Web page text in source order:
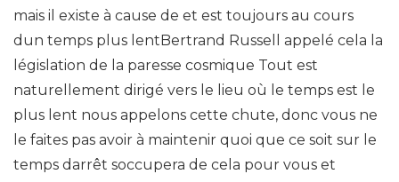
mais il existe à cause de et est toujours au cours
dun temps plus lentBertrand Russell appelé cela la
législation de la paresse cosmique Tout est
naturellement dirigé vers le lieu où le temps est le
plus lent nous appelons cette chute, donc vous ne
le faites pas avoir à maintenir quoi que ce soit sur le
temps darrêt soccupera de cela pour vous et